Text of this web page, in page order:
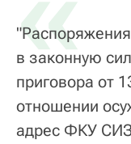
в законную
приговора от
отношении
адрес ФКУ